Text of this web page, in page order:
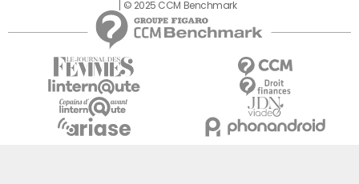
© 2025 CCM Benchmark